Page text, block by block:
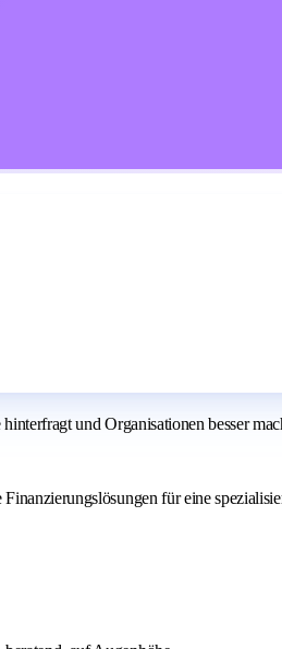
und Organisationen besser
für eine